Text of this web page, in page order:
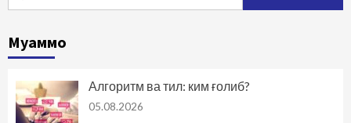
Муаммо
Алгоритм ва тил: ким ғолиб?
05.08.2026